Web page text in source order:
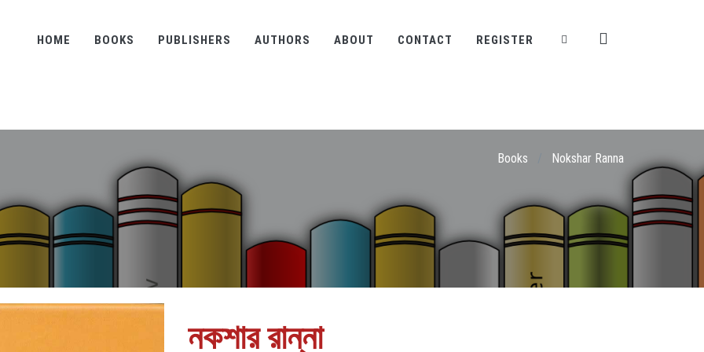
HOME BOOKS PUBLISHERS AUTHORS ABOUT CONTACT REGISTER
Books Nokshar Ranna
নকশার রান্না